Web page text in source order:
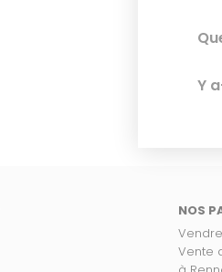
Y
NOS
Vente